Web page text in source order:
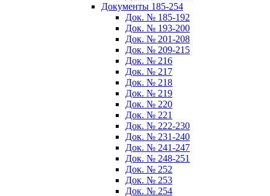
Документы 185-254
Док. № 185-192
Док. № 193-200
Док. № 201-208
Док. № 209-215
Док. № 216
Док. № 217
Док. № 218
Док. № 219
Док. № 220
Док. № 221
Док. № 222-230
Док. № 231-240
Док. № 241-247
Док. № 248-251
Док. № 252
Док. № 253
Док. № 254